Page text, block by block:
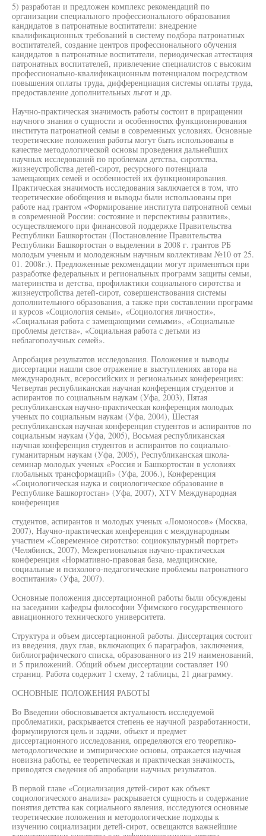
5) разработан и предложен комплекс рекомендаций по
организации специального профессионального образования
кандидатов в патронатные воспитатели: внедрение
квалификационных требований в систему подбора патронатных
воспитателей, создание центров профессионального обучения
кандидатов в патронатные воспитатели, периодическая аттестация
патронатных воспитателей, привлечение специалистов с высоким
профессионально-квалификационным потенциалом посредством
повышения оплаты труда, дифференциация системы оплаты труда,
предоставление дополнительных льгот и др.
Научно-практическая значимость работы состоит в приращении
научного знания о сущности и особенностях функционирования
института патронатной семьи в современных условиях. Основные
теоретические положения работы могут быть использованы в
качестве методологической основы проведения дальнейших
научных исследований по проблемам детства, сиротства,
жизнеустройства детей-сирот, ресурсного потенциала
замещающих семей и особенностей их функционирования.
Практическая значимость исследования заключается в том, что
теоретические обобщения и выводы были использованы при
работе над грантом «Формирование института патронатной семьи
в современной России: состояние и перспективы развития»,
осуществляемого при финансовой поддержке Правительства
Республики Башкортостан (Постановление Правительства
Республики Башкортостан о выделении в 2008 г. грантов РБ
молодым ученым и молодежным научным коллективам №10 от 25.
01. 2008г.). Предложенные рекомендации могут применяться при
разработке федеральных и региональных программ защиты семьи,
материнства и детства, профилактики социального сиротства и
жизнеустройства детей-сирот, совершенствования системы
дополнительного образования, а также при составлении программ
и курсов «Социология семьи», «Социология личности»,
«Социальная работа с замещающими семьями», «Социальные
проблемы детства», «Социальная работа с детьми из
неблагополучных семей».
Апробация результатов исследования. Положения и выводы
диссертации нашли свое отражение в выступлениях автора на
международных, всероссийских и региональных конференциях:
Четвертая республиканская научная конференция студентов и
аспирантов по социальным наукам (Уфа, 2003), Пятая
республиканская научно-практическая конференция молодых
ученых по социальным наукам (Уфа, 2004), Шестая
республиканская научная конференция студентов и аспирантов по
социальным наукам (Уфа, 2005), Восьмая республиканская
научная конференция студентов и аспирантов по социально-
гуманитарным наукам (Уфа, 2005), Республиканская школа-
семинар молодых ученых «Россия и Башкортостан в условиях
глобальных трансформаций» (Уфа, 2006.), Конференция
«Социологическая наука и социологическое образование в
Республике Башкортостан» (Уфа, 2007), XTV Международная
конференция
студентов, аспирантов и молодых ученых «Ломоносов» (Москва,
2007), Научно-практическая конференция с международным
участием «Современное сиротство: социокультурный портрет»
(Челябинск, 2007), Межрегиональная научно-практическая
конференция «Нормативно-правовая база, медицинские,
социальные и психолого-педагогические проблемы патронатного
воспитания» (Уфа, 2007).
Основные положения диссертационной работы были обсуждены
на заседании кафедры философии Уфимского государственного
авиационного технического университета.
Структура и объем диссертационной работы. Диссертация состоит
из введения, двух глав, включающих 6 параграфов, заключения,
библиографического списка, образованного из 219 наименований,
и 5 приложений. Общий объем диссертации составляет 190
страниц. Работа содержит 1 схему, 2 таблицы, 21 диаграмму.
ОСНОВНЫЕ ПОЛОЖЕНИЯ РАБОТЫ
Во Введепии обосновывается актуальность исследуемой
проблематики, раскрывается степень ее научной разработанности,
формулируются цель и задачи, объект и предмет
диссертационного исследования, определяются его теоретико-
методологические и эмпирические основы, отражается научная
новизна работы, ее теоретическая и практическая значимость,
приводятся сведения об апробации научных результатов.
В первой главе «Социализация детей-сирот как объект
социологического анализа» раскрывается сущность и содержание
понятия детства как социального явления, исследуются основные
теоретические положения и методологические подходы к
изучению социализации детей-сирот, освещаются важнейшие